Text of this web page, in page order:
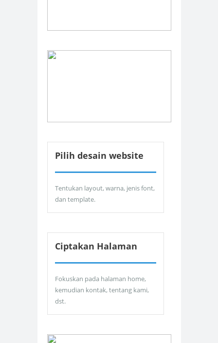
Pilih desain website
Tentukan layout, warna, jenis font,
dan template.
Ciptakan Halaman
Fokuskan pada halaman home,
kemudian kontak, tentang kami,
dst.